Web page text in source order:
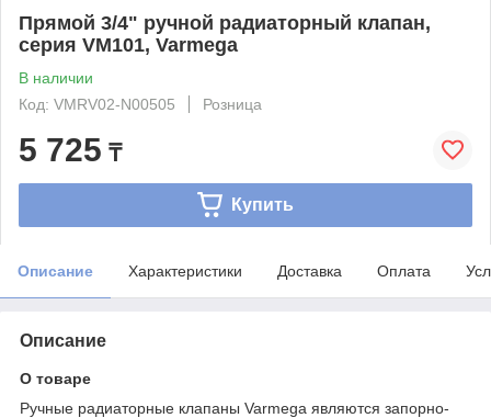
Прямой 3/4" ручной радиаторный клапан,
серия VM101, Varmega
В наличии
Код: VMRV02-N00505
Розница
5 725 ₸
Купить
Описание Характеристики Доставка Оплата
Описание
О товаре
Ручные радиаторные клапаны Varmega являются запорно-